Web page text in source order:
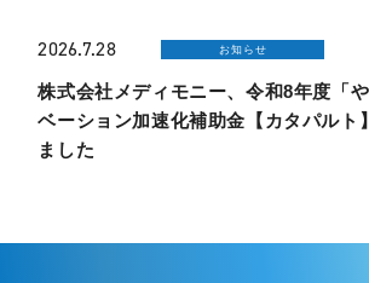
2026.7.28 お知らせ
株式会社メディモニー、令和8年度「
ベーション加速化補助金【カタパルト
ました